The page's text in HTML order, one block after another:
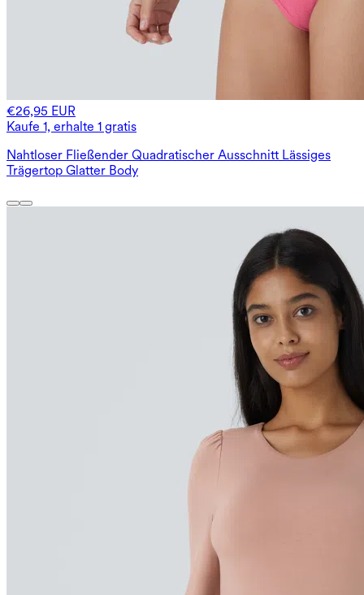
€26,95 EUR
Kaufe 1, erhalte 1 gratis
Nahtloser Fließender Quadratischer Ausschnitt Lässiges
Trägertop Glatter Body